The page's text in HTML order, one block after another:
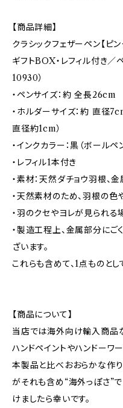
【商品詳細】
クラシックフェザーペン【ピン
ギフトBOX・レフィル付き／
10930）
・ペンサイズ：約 全長26cm
・ホルダーサイズ：約 直径
直径約1cm）
・インクカラー：黒（ボールペ
・レフィル1本付き
・素材：天然ダチョウ羽根、
・天然素材のため、羽根の色
・羽のクセやヨレが見られる
・製造工程上、金属部分に
ざいます。
これらも含めて、1点ものと
【商品について】
当店では海外向け輸入商品
ハンドペイントやハンドーワ
本製品と比べおおらかな作
がそれも含め“海外っぽさ”
けましたら幸いです。